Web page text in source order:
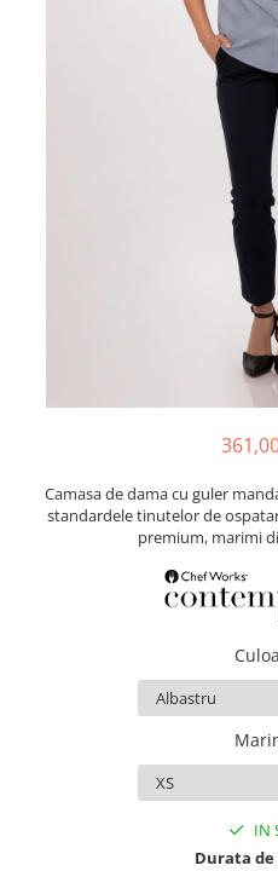
Camasa de dama cu guler
standardele tinutelor de
premium, marimi
IN
Durata